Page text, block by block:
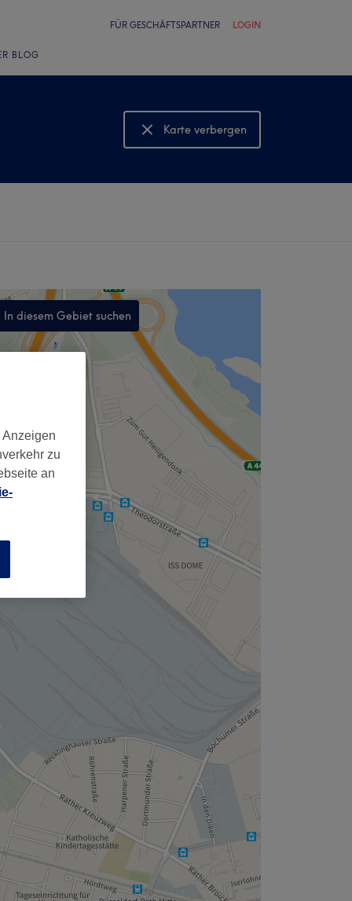
FÜR GESCHÄFTSPARTNER LOGIN
BLOG
Karte verbergen
Karte anzeigen
In diesem Gebiet suchen
,
zu
an